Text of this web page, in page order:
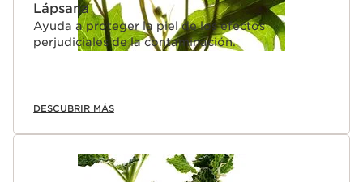
Lápsana
Ayuda a proteger la piel de los efectos
perjudiciales de la contaminación.
DESCUBRIR MÁS